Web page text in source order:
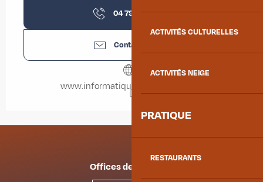
ACTIVITÉS CULTURELLES
ACTIVITÉS NEIGE
PRATIQUE
RESTAURANTS
04 79 64 04▒▒
Contactez-nous
www.informatique-maurienne.com
Offices de tourisme